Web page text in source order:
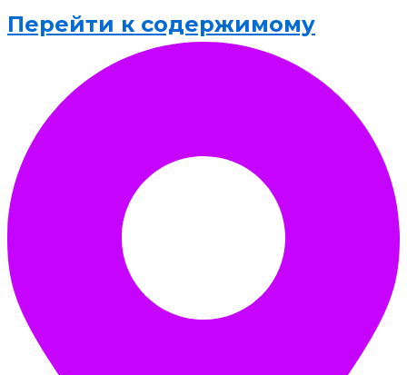
Перейти к содержимому